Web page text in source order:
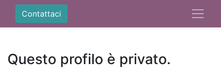
Contattaci
Questo profilo è privato.